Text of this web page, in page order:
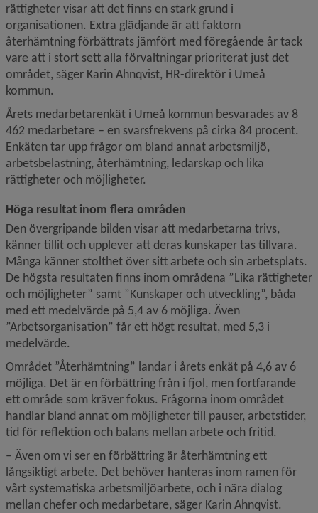
rättigheter visar att det finns en stark grund i
organisationen. Extra glädjande är att faktorn
återhämtning förbättrats jämfört med föregående år tack
vare att i stort sett alla förvaltningar prioriterat just det
området, säger Karin Ahnqvist, HR-direktör i Umeå
kommun.
Årets medarbetarenkät i Umeå kommun besvarades av 8
462 medarbetare – en svarsfrekvens på cirka 84 procent.
Enkäten tar upp frågor om bland annat arbetsmiljö,
arbetsbelastning, återhämtning, ledarskap och lika
rättigheter och möjligheter.
Höga resultat inom flera områden
Den övergripande bilden visar att medarbetarna trivs,
känner tillit och upplever att deras kunskaper tas tillvara.
Många känner stolthet över sitt arbete och sin arbetsplats.
De högsta resultaten finns inom områdena ”Lika rättigheter
och möjligheter” samt ”Kunskaper och utveckling”, båda
med ett medelvärde på 5,4 av 6 möjliga. Även
”Arbetsorganisation” får ett högt resultat, med 5,3 i
medelvärde.
Området ”Återhämtning” landar i årets enkät på 4,6 av 6
möjliga. Det är en förbättring från i fjol, men fortfarande
ett område som kräver fokus. Frågorna inom området
handlar bland annat om möjligheter till pauser, arbetstider,
tid för reflektion och balans mellan arbete och fritid.
– Även om vi ser en förbättring är återhämtning ett
långsiktigt arbete. Det behöver hanteras inom ramen för
vårt systematiska arbetsmiljöarbete, och i nära dialog
mellan chefer och medarbetare, säger Karin Ahnqvist.